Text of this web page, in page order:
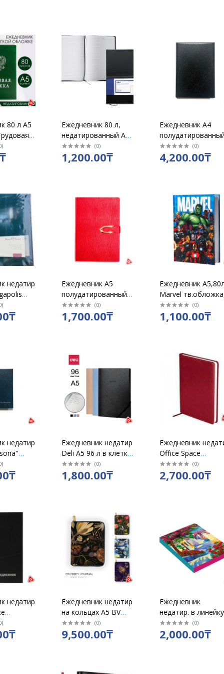
80 л А5
)
Ежедневник 80 л,
недатированный А5
DELI черный мягкая
обложка, в линию /
(0)
1,200.00₸
Ежедневник А4
под кожу черн/
(0)
4,200.00₸
недатир
/3-
)
Ежедневник А5
полудатированный
кожзам в линию, 192
л, ассорти
(0)
1,700.00₸
Ежедневник
Marvel
глянец
/9304209/9304210/
(0)
1,100.00₸
недатир
/ 3-
)
Ежедневник недатир
Deli А5 96 л в клетку
на резинке мягкий
асcорти / N002
(0)
1,800.00₸
Ежедневник
Office Space
"Nebraska" А5 136 л
бордовый 12825
(0)
2,700.00₸
недатир
160 л
)
Ежедневник недатир
на кольцах А5 BV
"Selebtity Journal"
200 стр, в клетку /3-
(0)
9,500.00₸
Ежедневник
недатир. в
формат А6+, 128л,
иск.кожа, (In
(0)
2,000.00₸